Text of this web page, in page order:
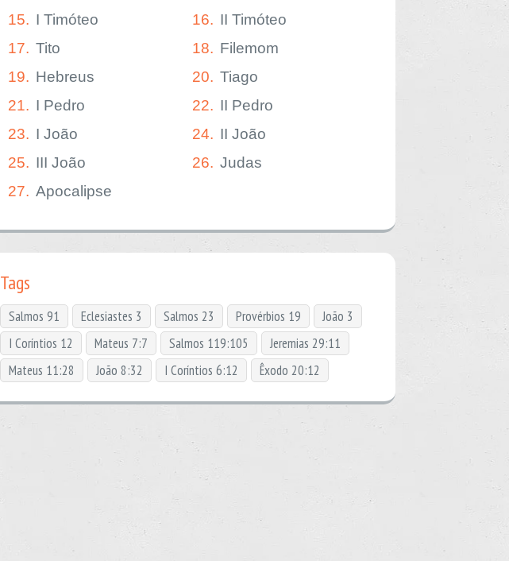
15. I Timóteo 16. II Timóteo
17. Tito 18. Filemom
19. Hebreus 20. Tiago
21. I Pedro 22. II Pedro
23. I João 24. II João
25. III João 26. Judas
27. Apocalipse
Tags
Salmos 91 Eclesiastes 3 Salmos 23 Provérbios 19
João 3
I Coríntios 12
Mateus 7:7 Salmos 119:105
Jeremias 29:11
Mateus 11:28
João 8:32 I Coríntios 6:12 Êxodo 20:12